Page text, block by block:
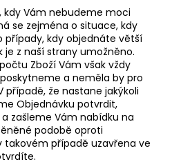
kdy Vám nebudeme moci
se zejména o situace, kdy
případy, kdy objednáte větší
je z naší strany umožněno.
Zboží Vám však vždy
a neměla by pro
případě, že nastane jakýkoli
Objednávku potvrdit,
zašleme Vám nabídku na
podobě oproti
takovém případě uzavřena ve